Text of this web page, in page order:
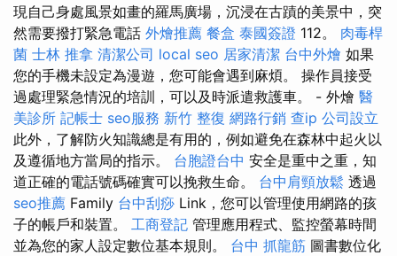
現自己身處風景如畫的羅馬廣場，沉浸在古蹟的美景中，突
然需要撥打緊急電話 外燴推薦 餐盒 泰國簽證 112。 肉毒桿
菌 士林 推拿 清潔公司 local seo 居家清潔 台中外燴 如果
您的手機未設定為漫遊，您可能會遇到麻煩。 操作員接受
過處理緊急情況的培訓，可以及時派遣救護車。 - 外燴 醫
美診所 記帳士 seo服務 新竹 整復 網路行銷 查ip 公司設立
此外，了解防火知識總是有用的，例如避免在森林中起火以
及遵循地方當局的指示。 台胞證台中 安全是重中之重，知
道正確的電話號碼確實可以挽救生命。 台中肩頸放鬆 透過
seo推薦 Family 台中刮痧 Link，您可以管理使用網路的孩
子的帳戶和裝置。 工商登記 管理應用程式、監控螢幕時間
並為您的家人設定數位基本規則。 台中 抓龍筋 圖書數位化